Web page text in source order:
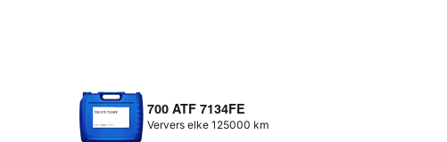
700 ATF 7134FE
Ververs elke 125000 km